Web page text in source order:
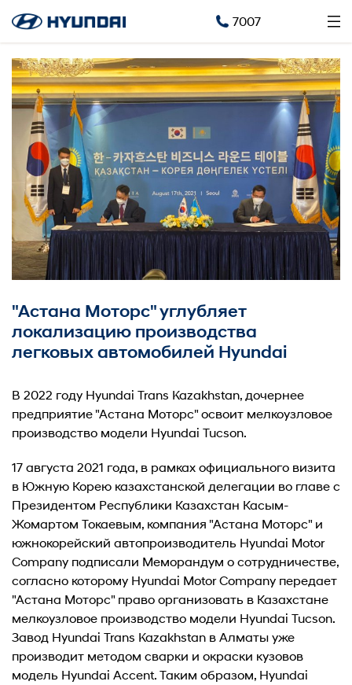
7007
"Астана Моторс" углубляет
локализацию производства
легковых автомобилей Hyundai
В 2022 году Hyundai Trans Kazakhstan, дочернее
предприятие "Астана Моторс" освоит мелкоузловое
производство модели Hyundai Tucson.
17 августа 2021 года, в рамках официального визита
в Южную Корею казахстанской делегации во главе с
Президентом Республики Казахстан Касым-
Жомартом Токаевым, компания "Астана Моторс" и
южнокорейский автопроизводитель Hyundai Motor
Company подписали Меморандум о сотрудничестве,
согласно которому Hyundai Motor Company передает
"Астана Моторс" право организовать в Казахстане
мелкоузловое производство модели Hyundai Tucson.
Завод Hyundai Trans Kazakhstan в Алматы уже
производит методом сварки и окраски кузовов
модель Hyundai Accent. Таким образом, Hyundai